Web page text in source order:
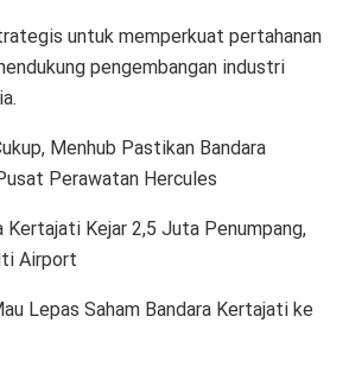
untuk memperkuat pertahanan
pengembangan industri
Menhub Pastikan Bandara
Perawatan Hercules
Kertajati Kejar 2,5 Juta Penumpang,
Airport
Lepas Saham Bandara Kertajati ke